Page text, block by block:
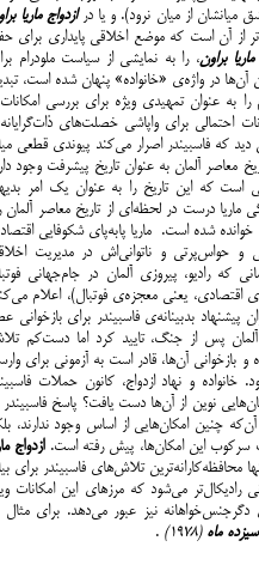
میانشان از میان نرود). و یا درازدواج ماریا
از آن است که موضع اخلاقی پایداری برای
براون، را به نمایشی از سیاست ملودرام
آن‌ها در واژه‌ی «خانواده» پنهان شده است،
به عنوان تمهیدی ویژه برای بررسی
احتمالی برای واپاشی خصلت‌های
دید که فاسبیندر اصرار می‌کند پیوندی قطعی
معاصر آلمان به عنوان تاریخ پیشرفت وجود
است که این تاریخ را به عنوان یک امر
ماریا درست در لحظه‌ای از تاریخ معاصر آلمان
شده است. ماریا پابه‌پای شکوفایی
و حواس‌پرتی و ناتوانی‌اش در مدیریت
که رادیو، پیروزی آلمان در جام‌جهانی
اقتصادی، یعنی معجزه‌ی فوتبال)، اعلام
بدبینانه‌ی فاسبیندر برای بازخوانی
پس از جنگ، تایید کرد اما دست‌کم
بازخوانی آن‌ها، قادر است به آزمونی برای
و نهاد ازدواج، کانون حملات
نوین از آن‌ها دست یافت؟ پاسخ فاسبیندر
چنین امکان‌هایی از اساس وجود ندارند،
سرکوب این امکان‌ها، پیش رفته است.ازدواج
محافظه‌کارانه‌ترین تلاش‌های فاسبیندر برای
رادیکال‌تر می‌شود که مرزهای این امکانات
دگرجنس‌خواهانه نیز عبور می‌دهد. برای مثال
ماه (1978)
.